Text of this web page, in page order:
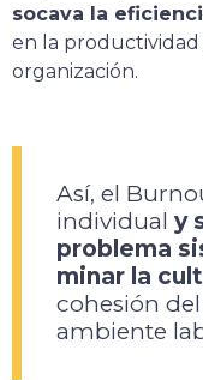
socava la
en la
organización.
Así, el
individual y
problema
minar la
cohesión
ambiente